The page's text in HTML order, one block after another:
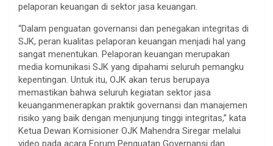
pelaporan keuangan di sektor jasa keuangan.
“Dalam penguatan governansi dan penegakan integritas di
SJK, peran kualitas pelaporan keuangan menjadi hal yang
sangat menentukan. Pelaporan keuangan merupakan
media komunikasi SJK yang dipahami seluruh pemangku
kepentingan. Untuk itu, OJK akan terus berupaya
memastikan bahwa seluruh kegiatan sektor jasa
keuanganmenerapkan praktik governansi dan manajemen
risiko yang baik dengan menjunjung tinggi integritas,” kata
Ketua Dewan Komisioner OJK Mahendra Siregar melalui
video pada acara Forum Penguatan Governansi dan